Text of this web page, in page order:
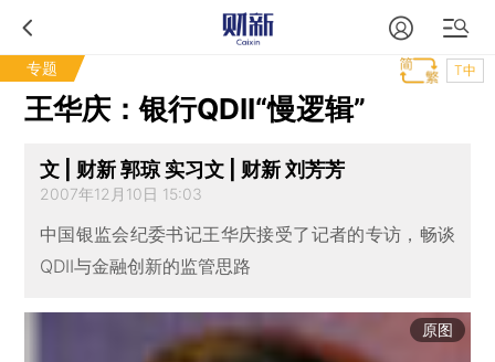
专题 T中
王华庆：银行QDII“慢逻辑”
文 | 财新 郭琼 实习文 | 财新 刘芳芳
2007年12月10日 15:03
中国银监会纪委书记王华庆接受了记者的专访，畅谈
QDII与金融创新的监管思路
原图